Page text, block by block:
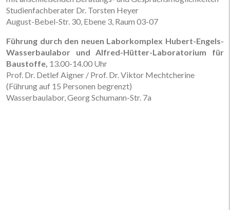
Studienfachberater Dr. Torsten Heyer
August-Bebel-Str. 30, Ebene 3, Raum 03-07
Führung durch den neuen Laborkomplex Hubert-Engels-
Wasserbaulabor und Alfred-Hütter-Laboratorium für
Baustoffe, 13.00-14.00 Uhr
Prof. Dr. Detlef Aigner / Prof. Dr. Viktor Mechtcherine
(Führung auf 15 Personen begrenzt)
Wasserbaulabor, Georg Schumann-Str. 7a